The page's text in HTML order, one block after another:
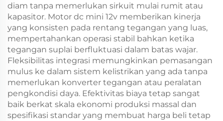
diam tanpa memerlukan sirkuit mulai rumit atau
kapasitor. Motor dc mini 12v memberikan kinerja
yang konsisten pada rentang tegangan yang luas,
mempertahankan operasi stabil bahkan ketika
tegangan suplai berfluktuasi dalam batas wajar.
Fleksibilitas integrasi memungkinkan pemasangan
mulus ke dalam sistem kelistrikan yang ada tanpa
memerlukan konverter tegangan atau peralatan
pengkondisi daya. Efektivitas biaya tetap sangat
baik berkat skala ekonomi produksi massal dan
spesifikasi standar yang membuat harga beli tetap